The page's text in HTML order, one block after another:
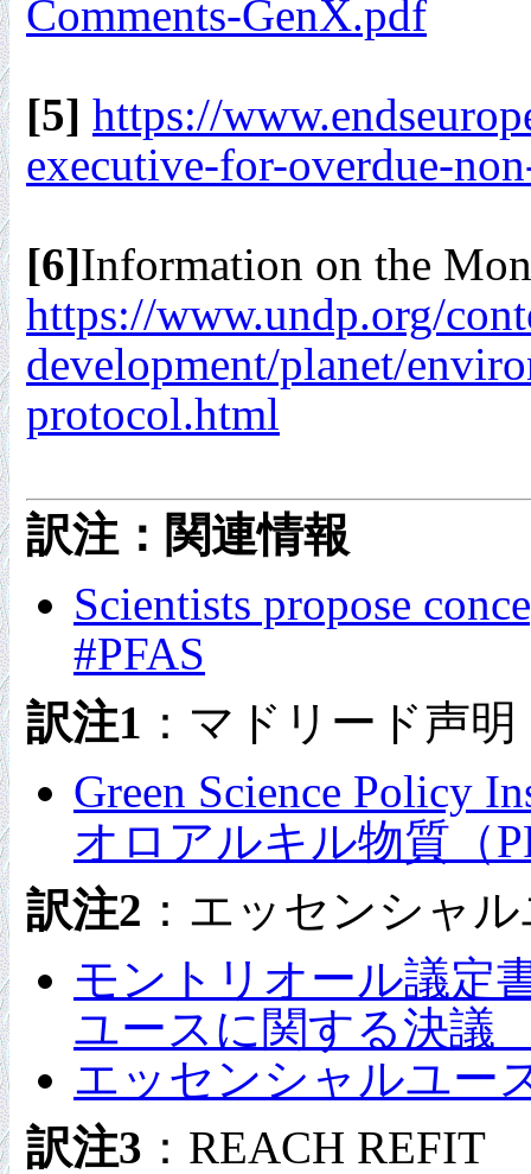
Comments-GenX.pdf
[5] https://
executive-for-overdue-
[6]Information on the
https://www.undp.org/
development/planet/
protocol.html
訳注：関連情報
Scientists propose
#PFAS
訳注1 ：マドリード声明
Green Science Policy
オロアルキル物質（
訳注2 ：エッセンシャ
モントリオール議定
ユースに関する決議
エッセンシャルユー
訳注3 ：REACH REFIT